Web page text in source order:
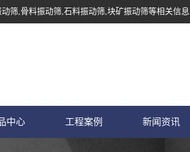
动筛,骨料振动筛,石料振动筛,块矿振动筛等相关信
中心 工程案例 新闻资讯